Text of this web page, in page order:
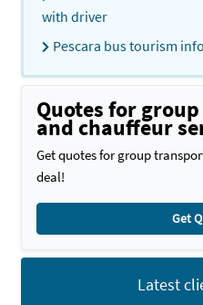
with driver
Pescara bus tourism
Quotes for
and chauffeur
Get quotes for group
deal!
Get
Latest